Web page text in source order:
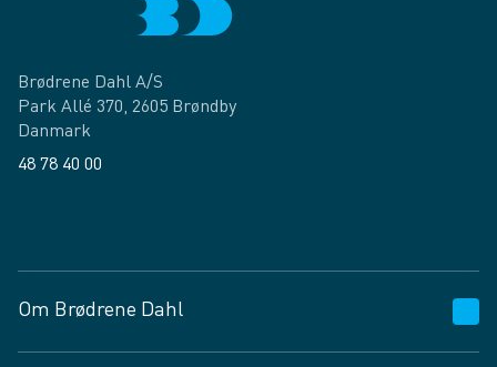
Brødrene Dahl A/S
Park Allé 370, 2605 Brøndby
Danmark
48 78 40 00
Om Brødrene Dahl